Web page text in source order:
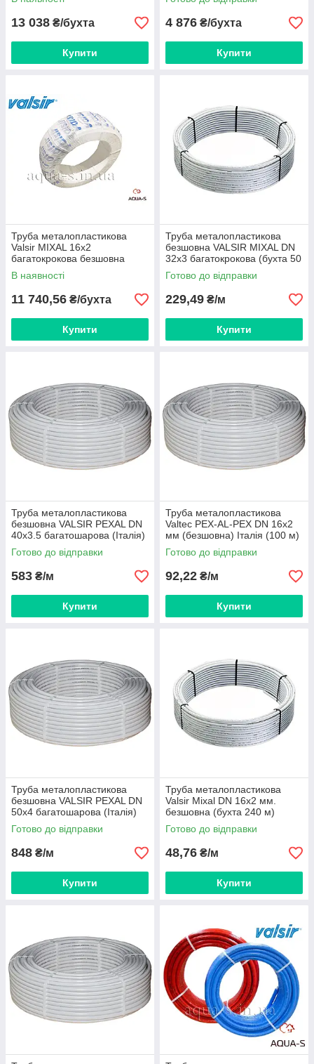
13 038 ₴/бухта
Купити
4 876 ₴/бухта
Купити
Труба металопластикова
Valsir MIXAL 16х2
багатокрокова безшовна
(бухта 240 м) Італія
В наявності
11 740,56 ₴/бухта
Купити
Труба металопластикова
безшовна VALSIR MIXAL DN
32x3 багатокрокова (бухта 50
м) 100145
Готово до відправки
229,49 ₴/м
Купити
Труба металопластикова
безшовна VALSIR PEXAL DN
40x3.5 багатошарова (Італія)
VS0100025
Готово до відправки
583 ₴/м
Купити
Труба металопластикова
Valtec PEX-AL-PEX DN 16x2
мм (безшовна) Італія (100 м)
Готово до відправки
92,22 ₴/м
Купити
Труба металопластикова
безшовна VALSIR PEXAL DN
50x4 багатошарова (Італія)
VS0100029
Готово до відправки
848 ₴/м
Купити
Труба металопластикова
Valsir Mixal DN 16x2 мм.
безшовна (бухта 240 м)
113007
Готово до відправки
48,76 ₴/м
Купити